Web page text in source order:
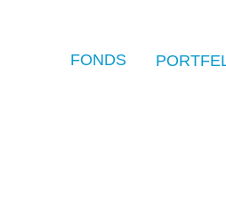
FONDS